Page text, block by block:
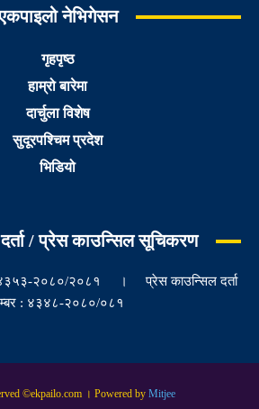
नेभिगेसन
गृहपृष्ठ
हाम्रो बारेमा
दार्चुला विशेष
सुदूरपश्चिम प्रदेश
भिडियो
/ प्रेस काउन्सिल सूचिकरण
: ४३५३-२०८०/२०८१ । प्रेस काउन्सिल दर्ता
: ४३४८-२०८०/०८१
©ekpailo.com । Powered by Mitjee